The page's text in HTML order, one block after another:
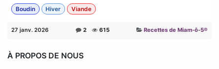
Boudin Hiver Viande
27 janv. 2026 2 615 Recettes de Miam-ô-5®
À PROPOS DE NOUS